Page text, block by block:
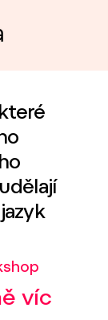
víc